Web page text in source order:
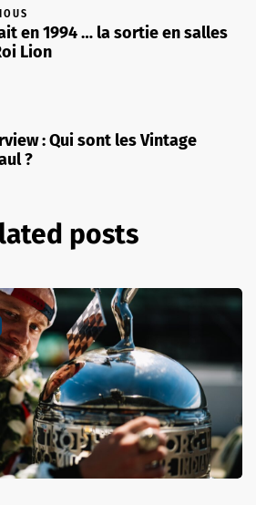
en 1994 … la sortie en salles
Lion
: Qui sont les Vintage
?
posts